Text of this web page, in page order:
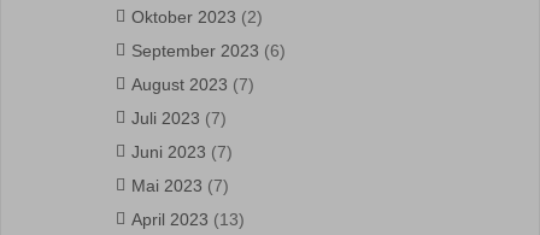
Oktober 2023 (2)
September 2023 (6)
August 2023 (7)
Juli 2023 (7)
Juni 2023 (7)
Mai 2023 (7)
April 2023 (13)